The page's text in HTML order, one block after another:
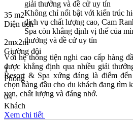
Không chỉ nổi bật với kiến trúc
dịch vụ chất lượng cao, Cam
Spa còn khẳng định vị thế của
thưởng và đề cử uy tín
Với hệ thống tiện nghi cao cấp hàng
được khẳng định qua nhiều giải
Resort & Spa xứng đáng là điểm
chọn hàng đầu cho du khách đang tìm
vẹn, chất lượng và đáng nhớ.
35 m2
Diện tích
2mx2m
Giường đôi
1
Phòng
04
Khách
Xem chi tiết